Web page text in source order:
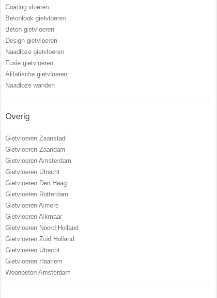
Coating vloeren
Betonlook gietvloeren
Beton gietvloeren
Design gietvloeren
Naadloze gietvloeren
Fusie gietvloeren
Alifatische gietvloeren
Naadloze wanden
Overig
Gietvloeren Zaanstad
Gietvloeren Zaandam
Gietvloeren Amsterdam
Gietvloeren Utrecht
Gietvloeren Den Haag
Gietvloeren Rotterdam
Gietvloeren Almere
Gietvloeren Alkmaar
Gietvloeren Noord Holland
Gietvloeren Zuid Holland
Gietvloeren Utrecht
Gietvloeren Haarlem
Woonbeton Amsterdam